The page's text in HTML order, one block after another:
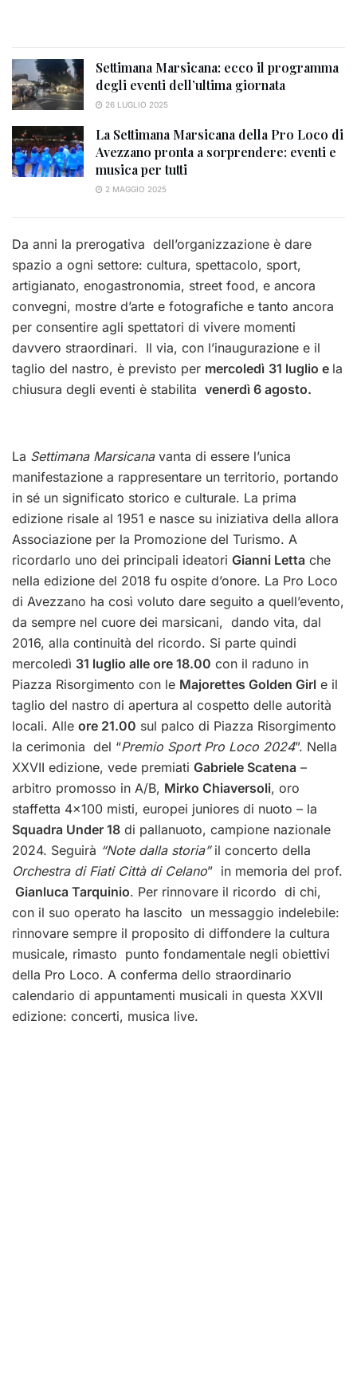
Settimana Marsicana: ecco il programma
degli eventi dell’ultima giornata
26 LUGLIO 2025
La Settimana Marsicana della Pro Loco di
Avezzano pronta a sorprendere: eventi e
musica per tutti
2 MAGGIO 2025
Da anni la prerogativa dell’organizzazione è dare
spazio a ogni settore: cultura, spettacolo, sport,
artigianato, enogastronomia, street food, e ancora
convegni, mostre d’arte e fotografiche e tanto ancora
per consentire agli spettatori di vivere momenti
davvero straordinari. Il via, con l’inaugurazione e il
taglio del nastro, è previsto per mercoledì 31 luglio e la
chiusura degli eventi è stabilita venerdì 6 agosto.
La Settimana Marsicanavanta di essere l’unica
manifestazione a rappresentare un territorio, portando
in sé un significato storico e culturale. La prima
edizione risale al 1951 e nasce su iniziativa della allora
Associazione per la Promozione del Turismo. A
ricordarlo uno dei principali ideatori Gianni Letta che
nella edizione del 2018 fu ospite d’onore. La Pro Loco
di Avezzano ha così voluto dare seguito a quell’evento,
da sempre nel cuore dei marsicani, dando vita, dal
2016, alla continuità del ricordo. Si parte quindi
mercoledì 31 luglio alle ore 18.00 con il raduno in
Piazza Risorgimento con le Majorettes Golden Girl e il
taglio del nastro di apertura al cospetto delle autorità
locali. Alle ore 21.00 sul palco di Piazza Risorgimento
la cerimonia del “Premio Sport Pro Loco 2024”. Nella
XXVII edizione, vede premiati Gabriele Scatena –
arbitro promosso in A/B, Mirko Chiaversoli, oro
staffetta 4×100 misti, europei juniores di nuoto – la
Squadra Under 18 di pallanuoto, campione nazionale
2024. Seguirà “Note dalla storia”il concerto della
Orchestra di Fiati Città di Celano” in memoria del prof.
Gianluca Tarquinio. Per rinnovare il ricordo di chi,
con il suo operato ha lascito un messaggio indelebile:
rinnovare sempre il proposito di diffondere la cultura
musicale, rimasto punto fondamentale negli obiettivi
della Pro Loco. A conferma dello straordinario
calendario di appuntamenti musicali in questa XXVII
edizione: concerti, musica live.